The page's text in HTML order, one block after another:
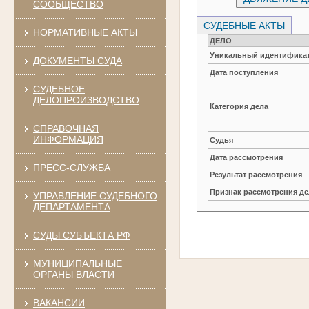
СООБЩЕСТВО
НОРМАТИВНЫЕ АКТЫ
ДОКУМЕНТЫ СУДА
СУДЕБНОЕ
ДЕЛОПРОИЗВОДСТВО
СПРАВОЧНАЯ
ИНФОРМАЦИЯ
ПРЕСС-СЛУЖБА
УПРАВЛЕНИЕ СУДЕБНОГО
ДЕПАРТАМЕНТА
СУДЫ СУБЪЕКТА РФ
МУНИЦИПАЛЬНЫЕ
ОРГАНЫ ВЛАСТИ
ВАКАНСИИ
СУДЕБНЫЕ АКТЫ
ДЕЛО
Уникальный
Дата поступления
Категория дела
Судья
Дата рассмотрения
Результат рассмотрения
Признак рассмотрения